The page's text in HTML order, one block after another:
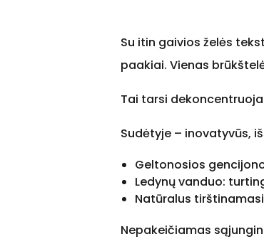
Su itin gaivios želės
paakiai. Vienas
Tai tarsi
Sudėtyje – inovatyvūs,
Geltonosios
Ledynų vanduo:
Natūralus
Nepakeičiamas